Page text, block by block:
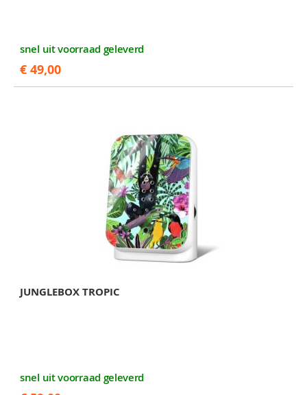
snel uit voorraad geleverd
€ 49,00
JUNGLEBOX TROPIC
snel uit voorraad geleverd